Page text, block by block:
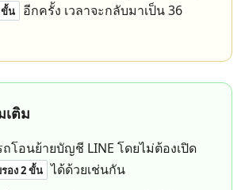
ขั้น
อีกครั้ง เวลาจะกลับมาเป็น 36
เติม
โอนย้ายบัญชี LINE โดยไม่ต้องเปิด
อง 2 ขั้น ได้ด้วยเช่นกัน